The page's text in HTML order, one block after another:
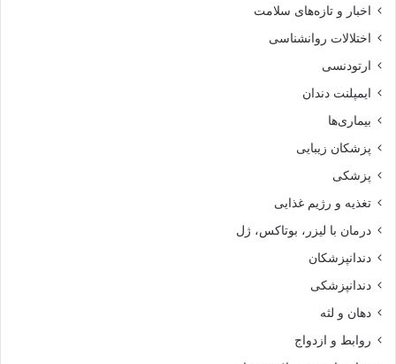
اخبار و تازه‌های سلامت
اختلالات روانشناسی
ارتودنسی
ایمپلنت دندان
بیماری‌ها
پزشکان زیبایی
پزشکی
تغذیه و رژیم غذایی
درمان با لیزر، بوتاکس، ژل
دندانپزشکان
دندانپزشکی
دهان و لثه
روابط و ازدواج